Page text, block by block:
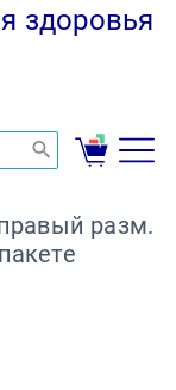
здоровья
разм.